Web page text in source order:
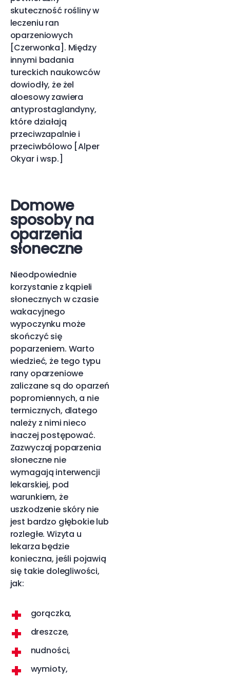
skuteczność rośliny w
leczeniu ran
oparzeniowych
[Czerwonka]. Między
innymi badania
tureckich naukowców
dowiodły, że żel
aloesowy zawiera
antyprostaglandyny,
które działają
przeciwzapalnie i
przeciwbólowo [Alper
Okyar i wsp.]
Domowe
sposoby na
oparzenia
słoneczne
Nieodpowiednie
korzystanie z kąpieli
słonecznych w czasie
wakacyjnego
wypoczynku może
skończyć się
poparzeniem. Warto
wiedzieć, że tego typu
rany oparzeniowe
zaliczane są do oparzeń
popromiennych, a nie
termicznych, dlatego
należy z nimi nieco
inaczej postępować.
Zazwyczaj poparzenia
słoneczne nie
wymagają interwencji
lekarskiej, pod
warunkiem, że
uszkodzenie skóry nie
jest bardzo głębokie lub
rozległe. Wizyta u
lekarza będzie
konieczna, jeśli pojawią
się takie dolegliwości,
jak:
gorączka,
dreszcze,
nudności,
wymioty,